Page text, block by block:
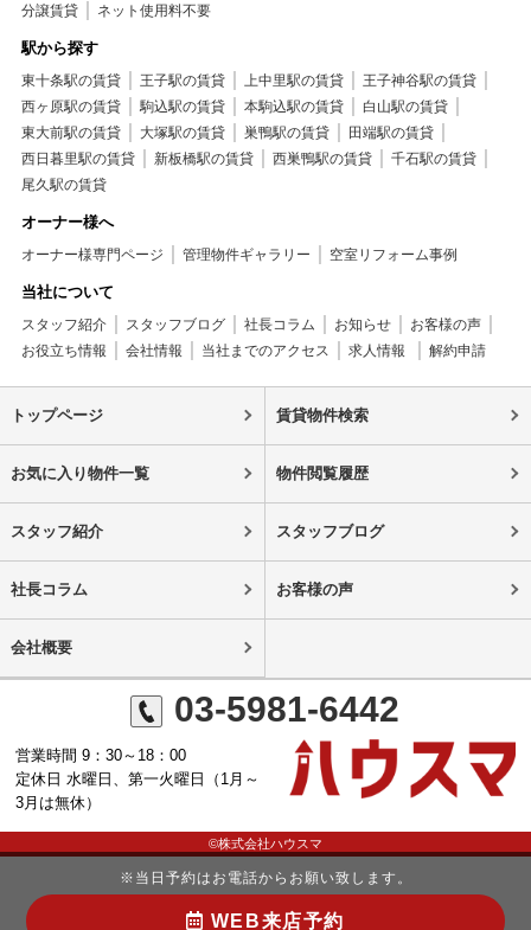
分譲賃貸
ネット使用料不要
駅から探す
東十条駅の賃貸 王子駅の賃貸 上中里駅の賃貸
王子神谷駅の賃貸
西ヶ原駅の賃貸
駒込駅の賃貸 本駒込駅の賃貸
白山駅の賃貸
東大前駅の賃貸
大塚駅の賃貸 巣鴨駅の賃貸
田端駅の賃貸
西日暮里駅の賃貸
新板橋駅の賃貸 西巣鴨駅の賃貸
千石駅の賃貸
尾久駅の賃貸
オーナー様へ
オーナー様専門ページ 管理物件ギャラリー 空室リフォーム事例
当社について
スタッフ紹介 スタッフブログ 社長コラム お知らせ
お客様の声
お役立ち情報
会社情報 当社までのアクセス 求人情報 解約申請
トップページ 賃貸物件検索
お気に入り物件一覧 物件閲覧履歴
スタッフ紹介 スタッフブログ
社長コラム お客様の声
会社概要
03-5981-6442
営業時間 9：30～18：00
定休日 水曜日、第一火曜日（1月～
3月は無休）
©株式会社ハウスマ
※当日予約はお電話からお願い致します。
WEB来店予約